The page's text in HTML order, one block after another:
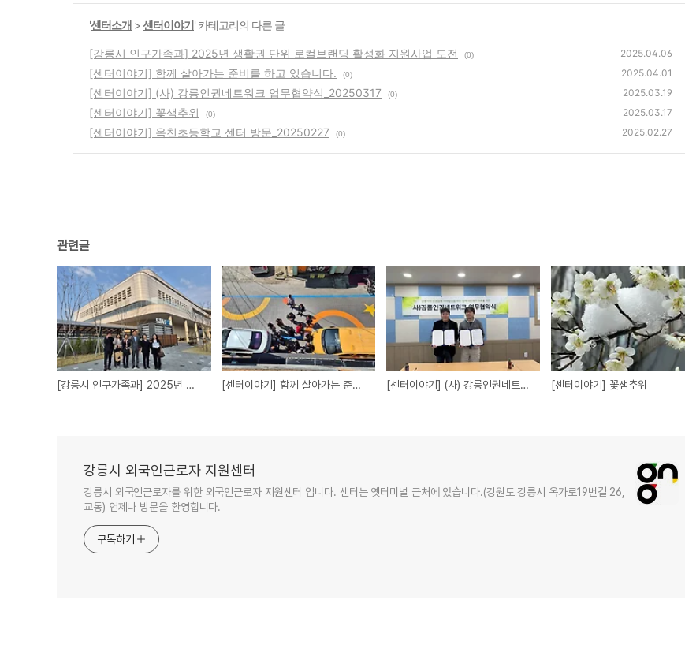
'센터소개 > 센터이야기' 카테고리의 다른 글
[강릉시 인구가족과] 2025년 생활권 단위 로컬브랜딩 활성화 지원사업 도전 (0) 2025.04.06
[센터이야기] 함께 살아가는 준비를 하고 있습니다. (0) 2025.04.01
[센터이야기] (사) 강릉인권네트워크 업무협약식_20250317 (0) 2025.03.19
[센터이야기] 꽃샘추위 (0) 2025.03.17
[센터이야기] 옥천초등학교 센터 방문_20250227 (0) 2025.02.27
관련글
[강릉시 인구가족과] 2025년 생활권 단위 로컬브랜딩 활성화 지원사업 도전 [센터이야기] 함께 살아가는 준비를 하고 있습니다. [센터이야기] (사) 강릉인권네트워크 업무협약식_20250317 [센터이야기] 꽃샘추위
강릉시 외국인근로자 지원센터
강릉시 외국인근로자를 위한 외국인근로자 지원센터 입니다. 센터는 옛터미널 근처에 있습니다.(강원도 강릉시 옥가로19번길 26,
교동) 언제나 방문을 환영합니다.
구독하기